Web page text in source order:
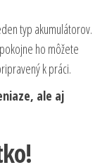
typ akumulátorov.
ho môžete
k práci.
ale aj